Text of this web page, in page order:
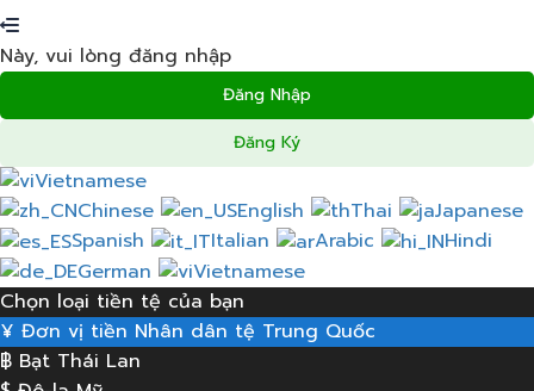
Này, vui lòng đăng nhập
Đăng Nhập
Đăng Ký
Vietnamese
Chinese
English Thai
Japanese
Spanish
Italian Arabic
Hindi
German
Vietnamese
Chọn loại tiền tệ của bạn
¥ Đơn vị tiền Nhân dân tệ Trung Quốc
฿ Bạt Thái Lan